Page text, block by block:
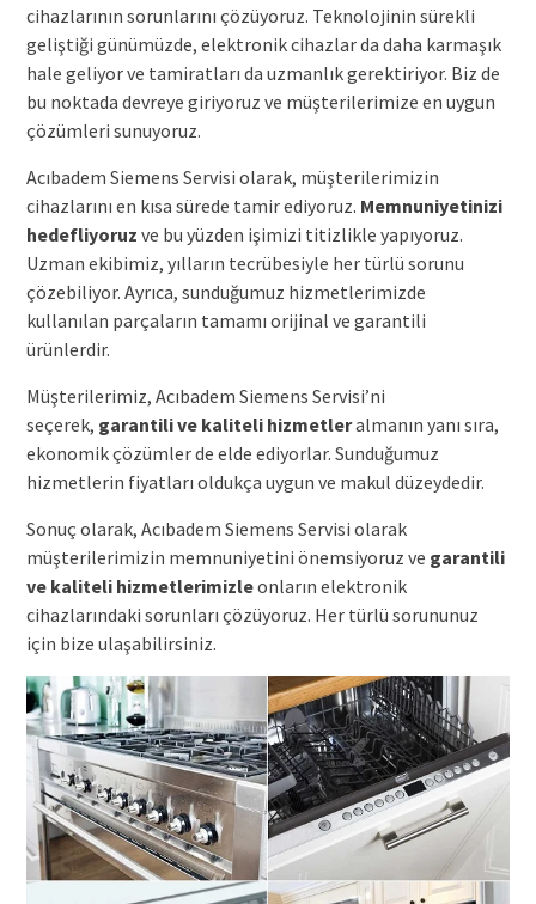
cihazlarının sorunlarını çözüyoruz. Teknolojinin sürekli
geliştiği günümüzde, elektronik cihazlar da daha karmaşık
hale geliyor ve tamiratları da uzmanlık gerektiriyor. Biz de
bu noktada devreye giriyoruz ve müşterilerimize en uygun
çözümleri sunuyoruz.
Acıbadem Siemens Servisi olarak, müşterilerimizin
cihazlarını en kısa sürede tamir ediyoruz. Memnuniyetinizi
hedefliyoruz ve bu yüzden işimizi titizlikle yapıyoruz.
Uzman ekibimiz, yılların tecrübesiyle her türlü sorunu
çözebiliyor. Ayrıca, sunduğumuz hizmetlerimizde
kullanılan parçaların tamamı orijinal ve garantili
ürünlerdir.
Müşterilerimiz, Acıbadem Siemens Servisi’ni
seçerek, garantili ve kaliteli hizmetleralmanın yanı sıra,
ekonomik çözümler de elde ediyorlar. Sunduğumuz
hizmetlerin fiyatları oldukça uygun ve makul düzeydedir.
Sonuç olarak, Acıbadem Siemens Servisi olarak
müşterilerimizin memnuniyetini önemsiyoruz ve garantili
ve kaliteli hizmetlerimizleonların elektronik
cihazlarındaki sorunları çözüyoruz. Her türlü sorununuz
için bize ulaşabilirsiniz.